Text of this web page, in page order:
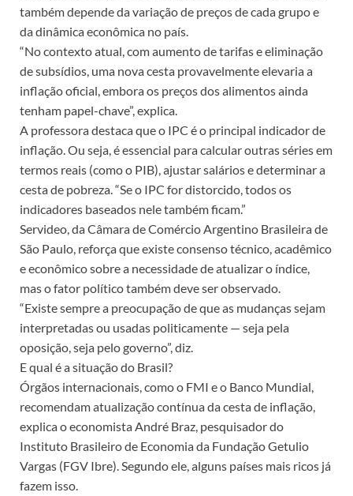
também depende da variação de preços de cada grupo e
da dinâmica econômica no país.
“No contexto atual, com aumento de tarifas e eliminação
de subsídios, uma nova cesta provavelmente elevaria a
inflação oficial, embora os preços dos alimentos ainda
tenham papel-chave”, explica.
A professora destaca que o IPC é o principal indicador de
inflação. Ou seja, é essencial para calcular outras séries em
termos reais (como o PIB), ajustar salários e determinar a
cesta de pobreza. “Se o IPC for distorcido, todos os
indicadores baseados nele também ficam.”
Servideo, da Câmara de Comércio Argentino Brasileira de
São Paulo, reforça que existe consenso técnico, acadêmico
e econômico sobre a necessidade de atualizar o índice,
mas o fator político também deve ser observado.
“Existe sempre a preocupação de que as mudanças sejam
interpretadas ou usadas politicamente — seja pela
oposição, seja pelo governo”, diz.
E qual é a situação do Brasil?
Órgãos internacionais, como o FMI e o Banco Mundial,
recomendam atualização contínua da cesta de inflação,
explica o economista André Braz, pesquisador do
Instituto Brasileiro de Economia da Fundação Getulio
Vargas (FGV Ibre). Segundo ele, alguns países mais ricos já
fazem isso.